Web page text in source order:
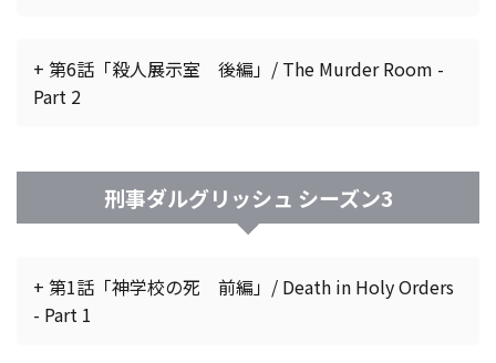
+ 第6話「殺人展示室 後編」/ The Murder Room -
Part 2
刑事ダルグリッシュ シーズン3
+ 第1話「神学校の死 前編」/ Death in Holy Orders
- Part 1